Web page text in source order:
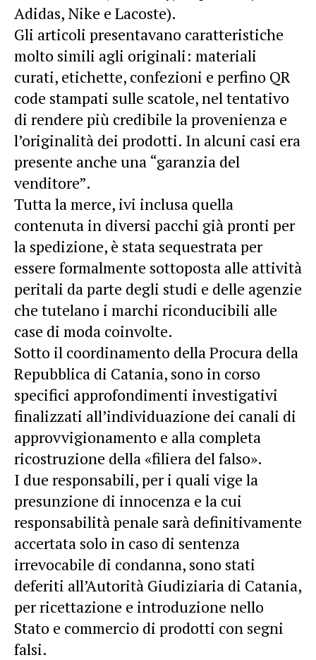
Adidas, Nike e Lacoste).
Gli articoli presentavano caratteristiche
molto simili agli originali: materiali
curati, etichette, confezioni e perfino QR
code stampati sulle scatole, nel tentativo
di rendere più credibile la provenienza e
l’originalità dei prodotti. In alcuni casi era
presente anche una “garanzia del
venditore”.
Tutta la merce, ivi inclusa quella
contenuta in diversi pacchi già pronti per
la spedizione, è stata sequestrata per
essere formalmente sottoposta alle attività
peritali da parte degli studi e delle agenzie
che tutelano i marchi riconducibili alle
case di moda coinvolte.
Sotto il coordinamento della Procura della
Repubblica di Catania, sono in corso
specifici approfondimenti investigativi
finalizzati all’individuazione dei canali di
approvvigionamento e alla completa
ricostruzione della «filiera del falso».
I due responsabili, per i quali vige la
presunzione di innocenza e la cui
responsabilità penale sarà definitivamente
accertata solo in caso di sentenza
irrevocabile di condanna, sono stati
deferiti all’Autorità Giudiziaria di Catania,
per ricettazione e introduzione nello
Stato e commercio di prodotti con segni
falsi.